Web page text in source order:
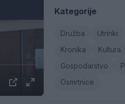
Kategorije
Družba Utrinki
Kronika
Kultura
Gospodarstvo
Osmrtnice